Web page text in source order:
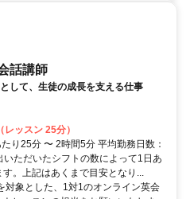
話講師
して、生徒の成長を支える仕事
ッスン 25分）
り25分 〜 2時間5分 平均勤務日数：
ただいたシフトの数によって1日あ
。上記はあくまで目安となり...
対象とした、1対1のオンライン英会